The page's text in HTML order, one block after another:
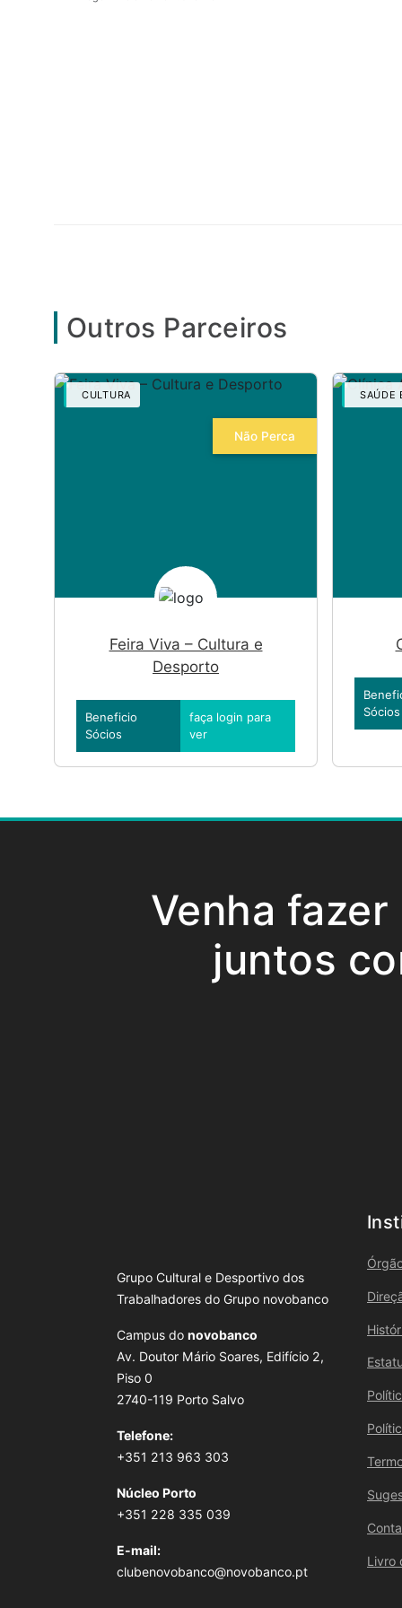
Outros Parceiros
Não Perca
CULTURA
Feira Viva – Cultura e
Desporto
Beneficio
Sócios
faça login para
ver
SAÚDE
Sócios
Venha
juntos
Grupo Cultural e Desportivo dos
Trabalhadores do Grupo novobanco
Campus do novobanco
Av. Doutor Mário Soares, Edifício 2,
Piso 0
2740-119 Porto Salvo
Telefone:
+351 213 963 303
Núcleo Porto
+351 228 335 039
E-mail:
clubenovobanco@novobanco.pt
Livro